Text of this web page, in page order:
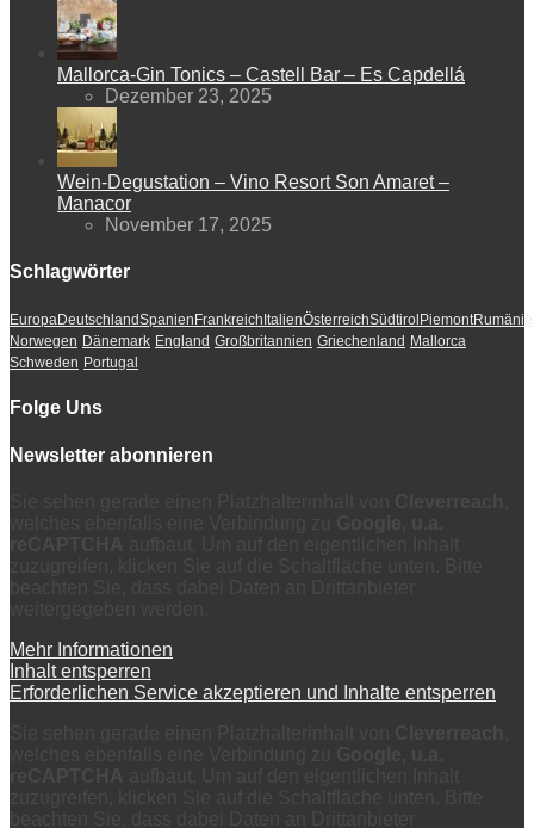
Mallorca-Gin Tonics – Castell Bar – Es Capdellá
Dezember 23, 2025
Wein-Degustation – Vino Resort Son Amaret –
Manacor
November 17, 2025
Schlagwörter
EuropaDeutschlandSpanien Frankreich ItalienÖsterreichSüdtirol Piemont
Norwegen Dänemark England Großbritannien Griechenland Mallorca
Schweden Portugal
Folge Uns
Newsletter abonnieren
Mehr Informationen
Inhalt entsperren
Erforderlichen Service akzeptieren und Inhalte entsperren